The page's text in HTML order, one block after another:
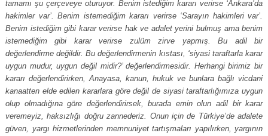
tamamı şu çerçeveye oturuyor. Benim istediğim kararı verirse ‘Ankara’da
hakimler var’. Benim istemediğim kararı verirse ‘Sarayın hakimleri var’.
Benim istediğim gibi karar verirse hak ve adalet yerini bulmuş ama benim
istemediğim gibi karar verirse zulüm zirve yapmış. Bu adil bir
değerlendirme değildir. Bu değerlendirmenin kıstası, ‘siyasi taraftarla karar
uygun mudur, uygun değil midir?’ değerlendirmesidir. Herhangi birimiz bir
kararı değerlendirirken, Anayasa, kanun, hukuk ve bunlara bağlı vicdani
kanaatten elde edilen kararlara göre değil de siyasi taraftarlığımıza uygun
olup olmadığına göre değerlendirirsek, burada emin olun adil bir karar
veremeyiz, haksızlığı doğru zannederiz. Onun için de Türkiye’de adalete
güven, yargı hizmetlerinden memnuniyet tartışmaları yapılırken, yargının